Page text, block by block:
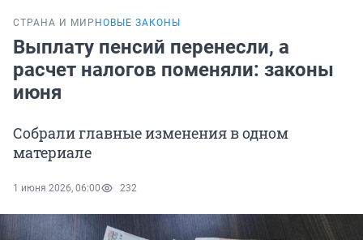
СТРАНА И МИР НОВЫЕ ЗАКОНЫ
Выплату пенсий перенесли, а
расчет налогов поменяли: законы
июня
Собрали главные изменения в одном
материале
1 июня 2026, 06:00 232